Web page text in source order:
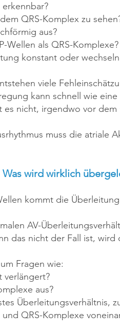
QRS-Komplex zu
aus?
Wellen als QRS-Komplexe?
konstant oder
viele
kann schnell wie eine
es nicht, irgendwo vor
muss die atriale
wird wirklich
kommt die
AV-
das nicht der Fall ist, wird
Fragen wie:
verlängert?
aus?
Überleitungsverhältnis,
und QRS-Komplexe